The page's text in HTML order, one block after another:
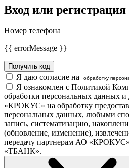
Вход или регистрация
Номер телефона
{{ errorMessage }}
Получить код
Я даю согласие на обработку
Я ознакомлен с Политикой
обработки персональных данных
«КРОКУС» на обработку
персональных данных, любыми
запись, систематизацию,
(обновление, изменение),
передачу партнерам АО
«ТБАНК».